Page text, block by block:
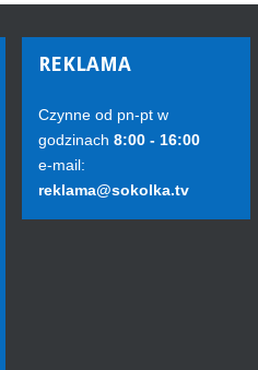
REKLAMA
Czynne od pn-pt w
godzinach 8:00 - 16:00
e-mail:
reklama@sokolka.tv